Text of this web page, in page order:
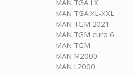
MAN TGA LX
MAN TGA XL-XXL
MAN TGM 2021
MAN TGM euro 6
MAN TGM
MAN M2000
MAN L2000